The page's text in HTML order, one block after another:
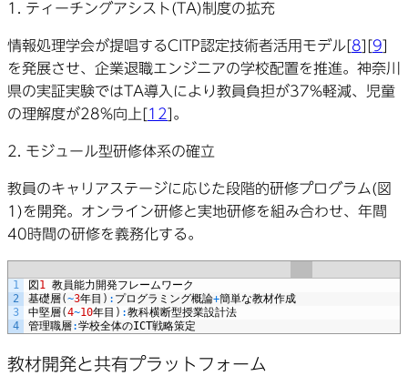
1. ティーチングアシスト(TA)制度の拡充
情報処理学会が提唱するCITP認定技術者活用モデル[8][9]
を発展させ、企業退職エンジニアの学校配置を推進。神奈川
県の実証実験ではTA導入により教員負担が37%軽減、児童
の理解度が28%向上[12]。
2. モジュール型研修体系の確立
教員のキャリアステージに応じた段階的研修プログラム(図
1)を開発。オンライン研修と実地研修を組み合わせ、年間
40時間の研修を義務化する。
1
2
3
4
図 1 教員能力開発フレームワーク
基礎層(~3年目 ) : プログラミング概論+簡単な教材作成
中堅層(4~10年目 ) :教科横断型授業設計法
管理職層:学校全体のICT戦略策定
教材開発と共有プラットフォーム